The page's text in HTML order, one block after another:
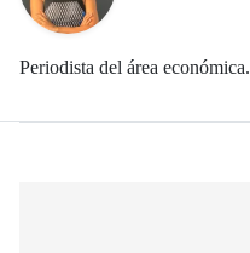
Periodista del área económica.